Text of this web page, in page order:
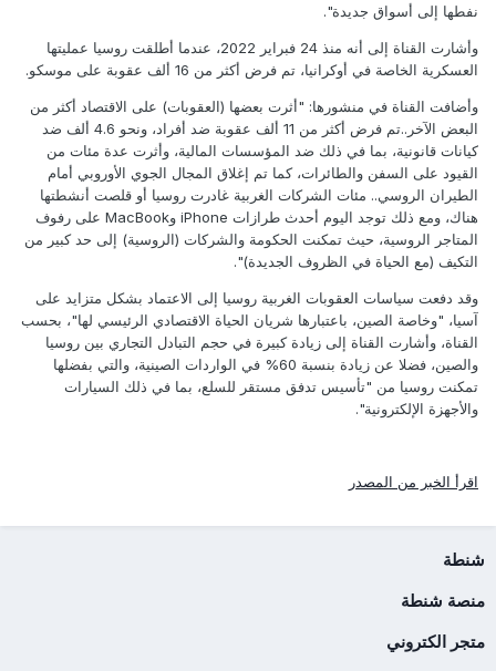
نفطها إلى أسواق جديدة".
وأشارت القناة إلى أنه منذ 24 فبراير 2022، عندما أطلقت روسيا عمليتها
العسكرية الخاصة في أوكرانيا، تم فرض أكثر من 16 ألف عقوبة على موسكو.
وأضافت القناة في منشورها: "أثرت بعضها (العقوبات) على الاقتصاد أكثر من
البعض الآخر..تم فرض أكثر من 11 ألف عقوبة ضد أفراد، ونحو 4.6 ألف ضد
كيانات قانونية، بما في ذلك ضد المؤسسات المالية، وأثرت عدة مئات من
القيود على السفن والطائرات، كما تم إغلاق المجال الجوي الأوروبي أمام
الطيران الروسي.. مئات الشركات الغربية غادرت روسيا أو قلصت أنشطتها
هناك، ومع ذلك توجد اليوم أحدث طرازات iPhone وMacBook على رفوف
المتاجر الروسية، حيث تمكنت الحكومة والشركات (الروسية) إلى حد كبير من
التكيف (مع الحياة في الظروف الجديدة)".
وقد دفعت سياسات العقوبات الغربية روسيا إلى الاعتماد بشكل متزايد على
آسيا، "وخاصة الصين، باعتبارها شريان الحياة الاقتصادي الرئيسي لها"، بحسب
القناة، وأشارت القناة إلى زيادة كبيرة في حجم التبادل التجاري بين روسيا
والصين، فضلا عن زيادة بنسبة 60% في الواردات الصينية، والتي بفضلها
تمكنت روسيا من "تأسيس تدفق مستقر للسلع، بما في ذلك السيارات
والأجهزة الإلكترونية".
اقرأ الخبر من المصدر
شنطة
منصة شنطة
متجر الكتروني